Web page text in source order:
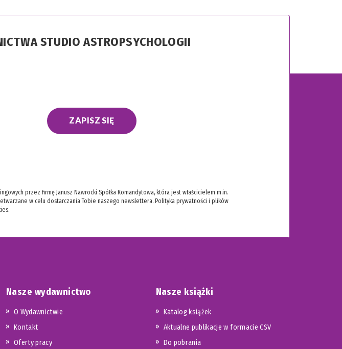
STUDIO ASTROPSYCHOLOGII
ZAPISZ SIĘ
przez firmę Janusz Nawrocki Spółka Komandytowa, która jest właścicielem m.in.
w celu dostarczania Tobie naszego newslettera. Polityka prywatności i plików
Nasze wydawnictwo
O Wydawnictwie
Kontakt
Oferty pracy
Nasze książki
Katalog książek
Aktualne publikacje w formacie CSV
Do pobrania